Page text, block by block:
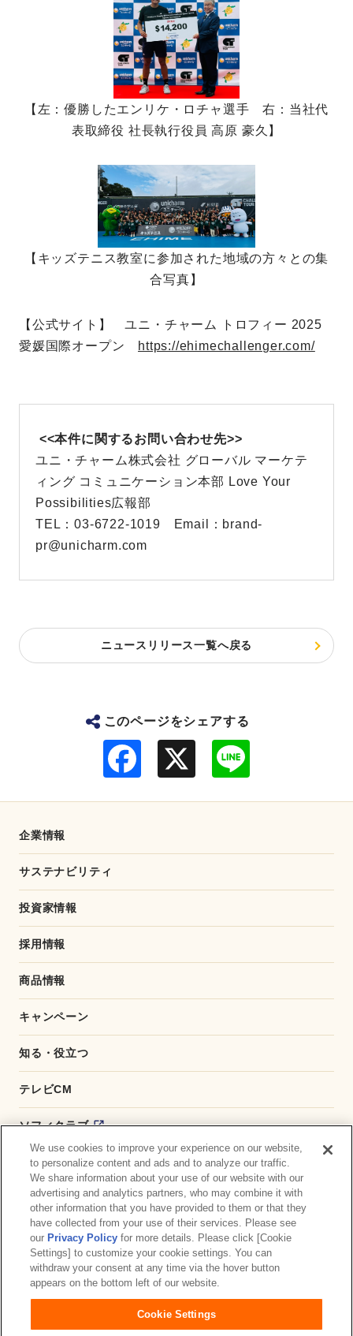
【左：優勝したエンリケ・ロチャ選手 右：当社代
表取締役 社長執行役員 高原 豪久】
【キッズテニス教室に参加された地域の方々との集
合写真】
【公式サイト】 ユニ・チャーム トロフィー 2025
愛媛国際オープン
https://ehimechallenger.com/
<<本件に関するお問い合わせ先>>
ユニ・チャーム株式会社 グローバル マーケテ
ィング コミュニケーション本部 Love Your
Possibilities広報部
TEL：03-6722-1019 Email：brand-
pr@unicharm.com
ニュースリリース一覧へ戻る
このページをシェアする
企業情報
サステナビリティ
投資家情報
採用情報
商品情報
キャンペーン
知る・役立つ
テレビCM
ソフィクラブ
かんたん応募サービス
ダイレクトショップ
商品取扱い店舗検索
お問い合わせ サイトマップ ウェブサイト利用規約
プライバシーポリシー 障がいの表記について
We use cookies to improve your experience on our website,
to personalize content and ads and to analyze our traffic.
We share information about your use of our website with our
advertising and analytics partners, who may combine it with
other information that you have provided to them or that they
have collected from your use of their services. Please see
our Privacy Policy for more details. Please click [Cookie
Settings] to customize your cookie settings. You can
withdraw your consent at any time via the hover button
appears on the bottom left of our website.
Cookie Settings